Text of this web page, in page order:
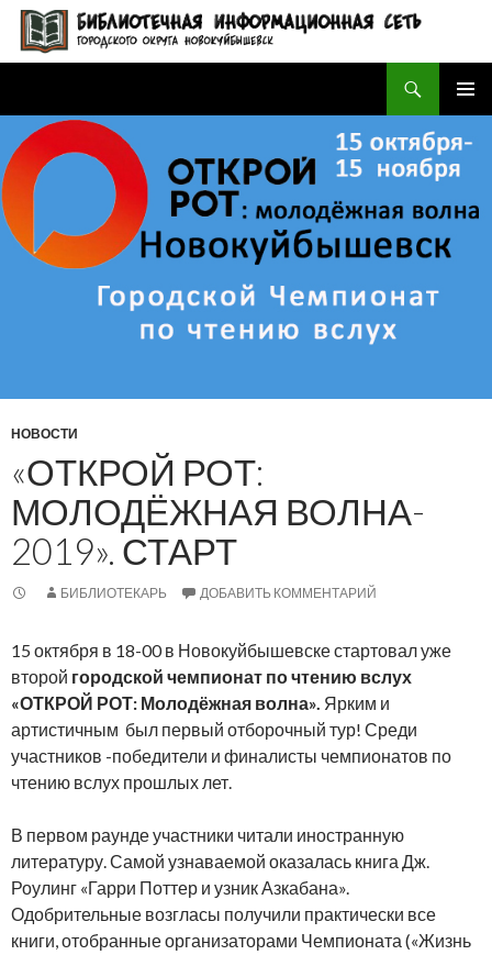
БИБЛИОТЕЧНАЯ ИНФОРМАЦИОННАЯ СЕТЬ городского округа Новокуйбышевск
МЕНЮ
СОДЕРЖИМОМУ
НОВОСТИ
«ОТКРОЙ РОТ:
МОЛОДЁЖНАЯ ВОЛНА-
2019». СТАРТ
БИБЛИОТЕКАРЬ ДОБАВИТЬ КОММЕНТАРИЙ
15 октября в 18-00 в Новокуйбышевске стартовал уже
второй городской чемпионат по чтению вслух
«ОТКРОЙ РОТ: Молодёжная волна». Ярким и
артистичным был первый отборочный тур! Среди
участников -победители и финалисты чемпионатов по
чтению вслух прошлых лет.
В первом раунде участники читали иностранную
литературу. Самой узнаваемой оказалась книга Дж.
Роулинг «Гарри Поттер и узник Азкабана».
Одобрительные возгласы получили практически все
книги, отобранные организаторами Чемпионата («Жизнь